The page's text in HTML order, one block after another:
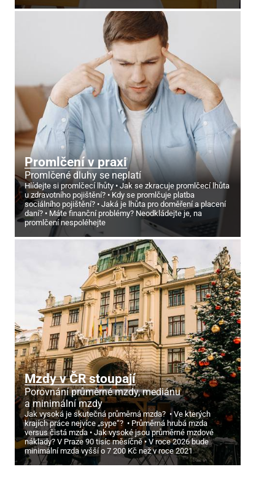
Promlčení v praxi
Promlčené dluhy se neplatí
Hlídejte si promlčecí lhůty
Jak se zkracuje promlčecí lhůta
u zdravotního pojištění?
Kdy se promlčuje platba
sociálního pojištění?
Jaká je lhůta pro doměření a placení
daní?
Máte finanční problémy? Neodkládejte je, na
promlčení nespoléhejte
Mzdy v ČR stoupají
Porovnání průměrné mzdy, mediánu
a minimální mzdy
Jak vysoká je skutečná průměrná mzda?
Ve kterých
krajích práce nejvíce „sype“?
Průměrná hrubá mzda
versus čistá mzda
Jak vysoké jsou průměrné mzdové
náklady? V Praze 90 tisíc měsíčně
V roce 2026 bude
minimální mzda vyšší o 7 200 Kč než v roce 2021